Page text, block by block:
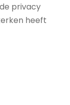
privacy
heeft